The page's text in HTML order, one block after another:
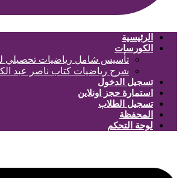
الرئيسية
الكورسات
تأسيس شامل رياضيات تحصيلي لسنة
شرح رياضيات كتاب ناصر عبد الكريم
تسجيل الدخول
استمارة حجز اونلاين
تسجيل الطلاب
المحفظة
لوحة التحكم